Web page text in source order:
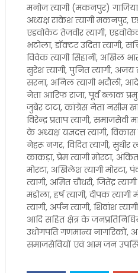
मनोज त्यागी (मकनपुर)
अध्यक्ष राकेश त्यागी मकनपुर,
एडवोकेट तेजवीर त्यागी,
भटोला, डॉक्टर उदिता त्यागी,
विवेक त्यागी सिहानी, अखिल
सुरेश त्यागी, पुनित त्यागी, अजय
सरना, अनिल त्यागी भदौली,
नेता आरिफ राजा, पूर्व ब्लाक
जुबेर टाटा, कांग्रेस नेता नसीम
विरेन्द्र प्रताप त्यागी,
के अध्यक्ष यज्ञदत्त त्यागी,
नेहरू नगर, विदित त्यागी, सुधीर
काकड़ा, प्रेम त्यागी मोरटा, अंकित
मोरटा, अखिलेश त्यागी मोरटा,
त्यागी, अमित चौधरी, जितेंद्र
मंडोला, हर्ष त्यागी, दीपक
त्यागी, अर्पन त्यागी, शिवांश
आदि सहित क्षेत्र के
उधोगपति गणमान्य नागरिकों,
समाजसेवियों एवं आम जन